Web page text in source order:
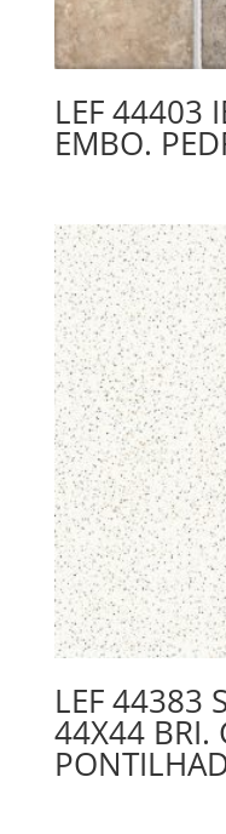
LEF 44403
EMBO.
LEF 44383
44X44 BRI.